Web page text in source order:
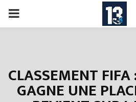
PRIMARY
CLASSEMENT FIFA
GAGNE UNE